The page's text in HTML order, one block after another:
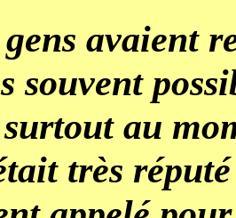
avaient
souvent
au
très